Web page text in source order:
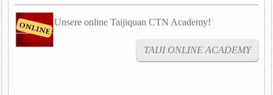
Unsere online Taijiquan CTN Academy!
TAIJI ONLINE ACADEMY